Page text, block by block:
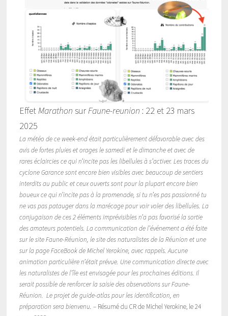
EffetMarathon surFaune-reunion : 22 et 23 mars
2025
La météo de ce week-end était particulièrement défavorable avec des
avis de fortes pluies et orages le samedi et le dimanche et avec de
rares éclaircies ce qui n’incite pas les libellules à s’activer. Les traces du
cyclone Garance sont encore bien visibles avec beaucoup de sentiers
interdits au public et ceux ouverts sont pour la plupart encore bien
boueux ce qui n’incite pas à la promenade, si tu n’es pas passionné tu
ne vas pas patauger dans la marécage pour voir voler des libellules. La
conjugaison de ces 2 éléments imprévisibles n’a pas favorisé la sortie
des amateurs potentiels. La communication de l’événement a été faite
sur le site Faune-Réunion, le site des naturalistes de la Réunion et une
sur la page FaceBook de Michel Yerokine, avec rappels. Aucune
animation particulière n’était prévue. Une communication directe avec
les naturalistes de l’île est envisagée pour les prochaines éditions. Il
serait possible de renforcer la saisie des observations sur Faune-
Réunion. Le projet de guide-atlas pour les identification, en
préparation sera bienvenu. – Résumé du CR de Michel Yerokine, le 24